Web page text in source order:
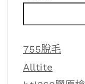
755脫毛
Alltite